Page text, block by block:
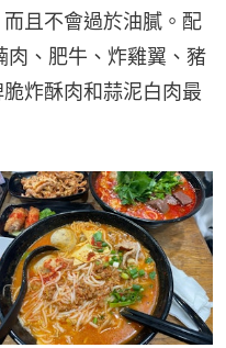
且不會過於油膩。配
、肥牛、炸雞翼、豬
炸酥肉和蒜泥白肉最